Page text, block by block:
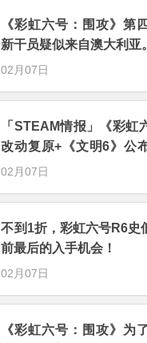
《彩虹六号：围攻》第
新干员疑似来自澳大利亚。
02月07日
「STEAM情报」《彩虹
改动复原+《文明6》公
云变幻》
02月07日
不到1折，彩虹六号R6史
前最后的入手机会！
02月07日
《彩虹六号：围攻》为